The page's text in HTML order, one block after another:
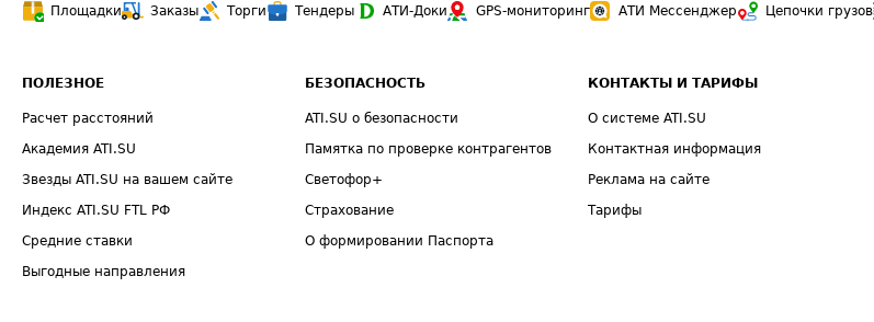
Площадки
Заказы Торги Тендеры АТИ-Доки GPS-мониторинг АТИ Мессенджер Цепочки грузов
ПОЛЕЗНОЕ
Расчет расстояний
Академия ATI.SU
Звезды ATI.SU на вашем сайте
Индекс ATI.SU FTL РФ
Средние ставки
Выгодные направления
БЕЗОПАСНОСТЬ
ATI.SU о безопасности
Памятка по проверке контрагентов
Светофор+
Страхование
О формировании Паспорта
КОНТАКТЫ И ТАРИФЫ
О системе ATI.SU
Контактная информация
Реклама на сайте
Тарифы